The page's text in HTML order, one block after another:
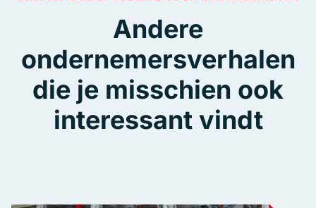
Andere
ondernemersverhalen
die je misschien ook
interessant vindt